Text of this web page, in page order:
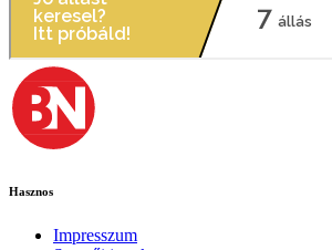
Hasznos
Impresszum